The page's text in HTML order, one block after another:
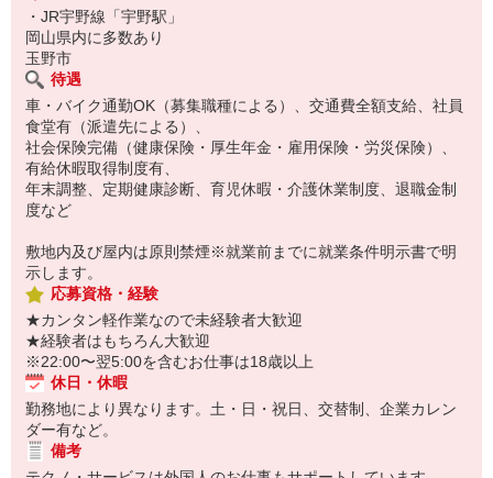
・JR宇野線「宇野駅」
岡山県内に多数あり
玉野市
待遇
車・バイク通勤OK（募集職種による）、交通費全額支給、社員
食堂有（派遣先による）、
社会保険完備（健康保険・厚生年金・雇用保険・労災保険）、
有給休暇取得制度有、
年末調整、定期健康診断、育児休暇・介護休業制度、退職金制
度など
敷地内及び屋内は原則禁煙※就業前までに就業条件明示書で明
示します。
応募資格・経験
★カンタン軽作業なので未経験者大歓迎
★経験者はもちろん大歓迎
※22:00〜翌5:00を含むお仕事は18歳以上
休日・休暇
勤務地により異なります。土・日・祝日、交替制、企業カレン
ダー有など。
備考